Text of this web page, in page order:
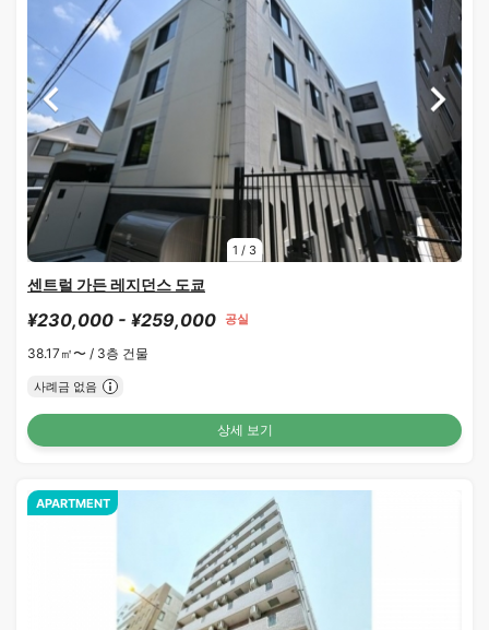
1 / 3
센트럴 가든 레지던스 도쿄
¥230,000 - ¥259,000 공실
38.17㎡〜 / 3층 건물
사례금 없음
상세 보기
APARTMENT